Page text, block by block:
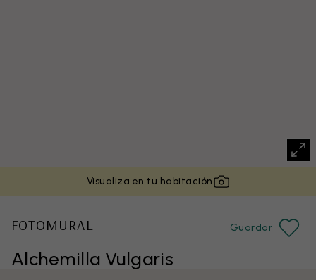
Visualiza en tu habitación
Alchemilla Vulgaris
FOTOMURAL Guardar